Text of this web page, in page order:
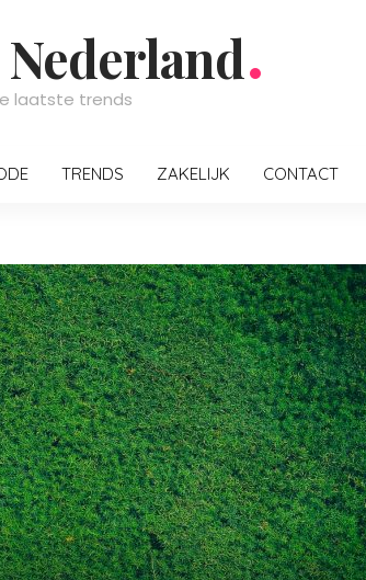
laatste trends
TRENDS ZAKELIJK CONTACT